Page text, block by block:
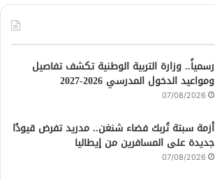
رسمياً.. وزارة التربية الوطنية تكشف تفاصيل
ومواعيد الدخول المدرسي 2026-2027
07/08/2026
أزمة سبتة تُربك فضاء شنغن.. مدريد تفرض قيودًا
جديدة على المسافرين من إيطاليا
07/08/2026